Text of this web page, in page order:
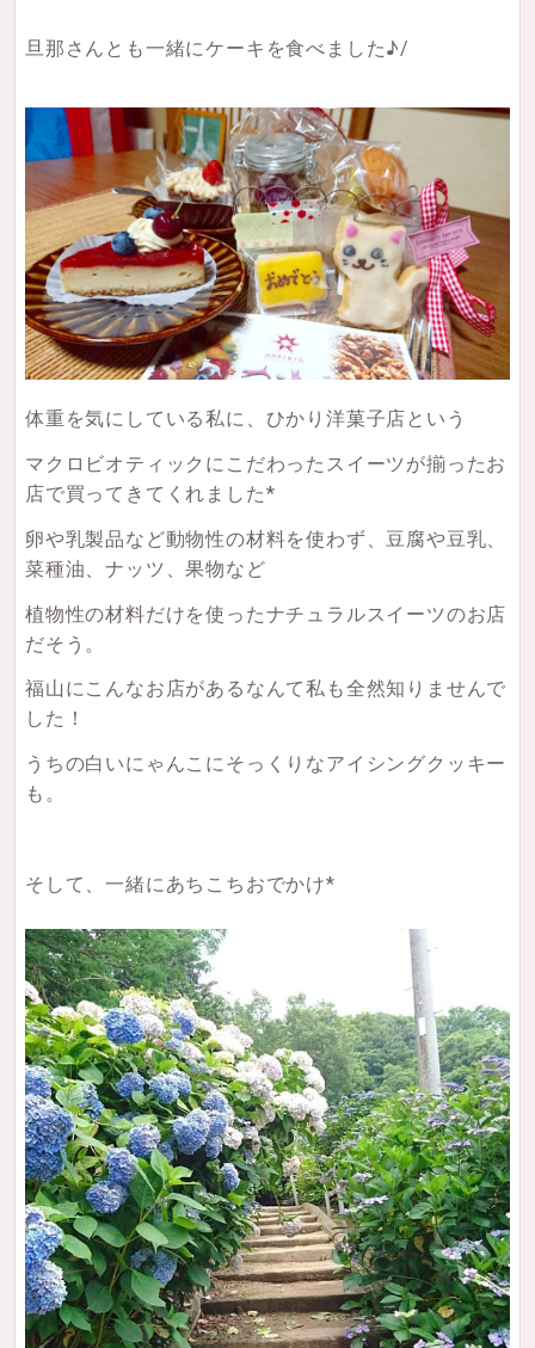
旦那さんとも一緒にケーキを食べました♪/
体重を気にしている私に、ひかり洋菓子店という
マクロビオティックにこだわったスイーツが揃ったお
店で買ってきてくれました*
卵や乳製品など動物性の材料を使わず、豆腐や豆乳、
菜種油、ナッツ、果物など
植物性の材料だけを使ったナチュラルスイーツのお店
だそう。
福山にこんなお店があるなんて私も全然知りませんで
した！
うちの白いにゃんこにそっくりなアイシングクッキー
も。
そして、一緒にあちこちおでかけ*